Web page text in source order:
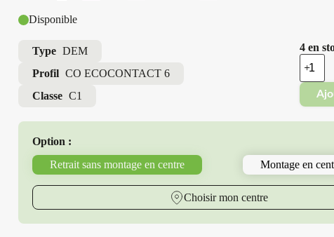
Disponible
Type DEM
Profil CO ECOCONTACT 6
Classe C1
4 en
quantité
de
H
CO
Option :
Retrait sans montage en centre
Montage en
Choisir mon centre